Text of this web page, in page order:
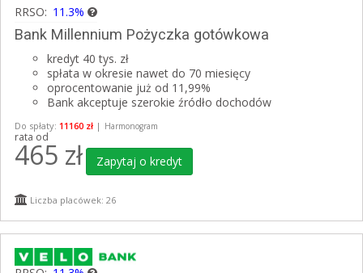
RRSO: 11.3%
Bank Millennium Pożyczka gotówkowa
kredyt 40 tys. zł
spłata w okresie nawet do 70 miesięcy
oprocentowanie już od 11,99%
Bank akceptuje szerokie źródło dochodów
Do spłaty: 11160 zł | Harmonogram
rata od
465 zł Zapytaj o kredyt
Liczba placówek: 26